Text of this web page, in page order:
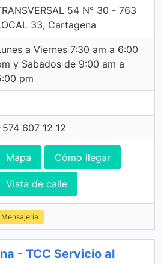
54 N° 30 - 763
33, Cartagena
a Viernes 7:30 am a 6:00
y Sabados de 9:00 am a
pm
607 12 12
Mapa Cómo llegar
Vista de calle
Mensajería
- TCC Servicio al